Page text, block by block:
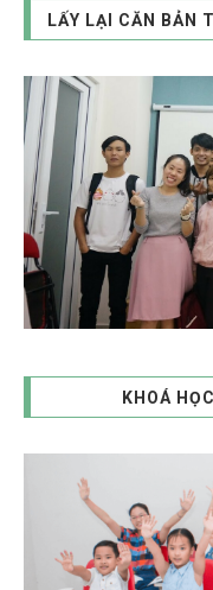
LẤY LẠI CĂN BẢN
KHOÁ